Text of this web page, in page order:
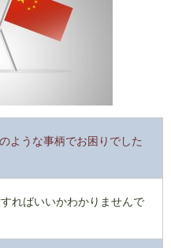
ような事柄でお困りでした
ればいいかわかりませんで